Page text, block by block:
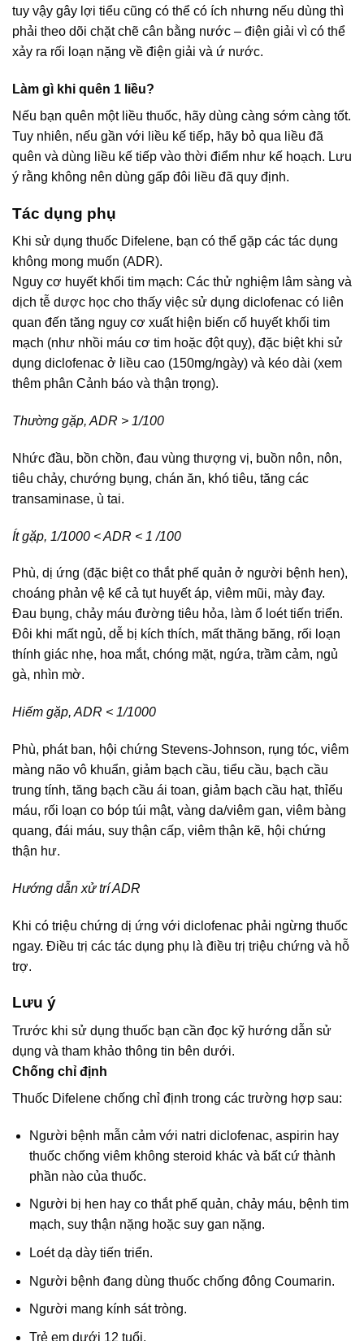
tuy vậy gây lợi tiểu cũng có thể có ích nhưng nếu dùng thì
phải theo dõi chặt chẽ cân bằng nước – điện giải vì có thể
xảy ra rối loạn nặng về điện giải và ứ nước.
Làm gì khi quên 1 liều?
Nếu bạn quên một liều thuốc, hãy dùng càng sớm càng tốt.
Tuy nhiên, nếu gần với liều kế tiếp, hãy bỏ qua liều đã
quên và dùng liều kế tiếp vào thời điểm như kế hoạch. Lưu
ý rằng không nên dùng gấp đôi liều đã quy định.
Tác dụng phụ
Khi sử dụng thuốc Difelene, bạn có thể gặp các tác dụng
không mong muốn (ADR).
Nguy cơ huyết khối tim mạch: Các thử nghiệm lâm sàng và
dịch tễ dược học cho thấy việc sử dụng diclofenac có liên
quan đến tăng nguy cơ xuất hiện biến cố huyết khối tim
mạch (như nhồi máu cơ tim hoặc đột quỵ), đặc biệt khi sử
dụng diclofenac ở liều cao (150mg/ngày) và kéo dài (xem
thêm phân Cảnh báo và thận trọng).
Thường gặp, ADR > 1/100
Nhức đầu, bồn chồn, đau vùng thượng vị, buồn nôn, nôn,
tiêu chảy, chướng bụng, chán ăn, khó tiêu, tăng các
transaminase, ù tai.
Ít gặp, 1/1000 < ADR < 1 /100
Phù, dị ứng (đặc biệt co thắt phế quản ở người bệnh hen),
choáng phản vệ kể cả tụt huyết áp, viêm mũi, mày đay.
Đau bụng, chảy máu đường tiêu hỏa, làm ổ loét tiến triển.
Đôi khi mất ngủ, dễ bị kích thích, mất thăng băng, rối loạn
thính giác nhẹ, hoa mắt, chóng mặt, ngứa, trầm cảm, ngủ
gà, nhìn mờ.
Hiếm gặp, ADR < 1/1000
Phù, phát ban, hội chứng Stevens-Johnson, rụng tóc, viêm
màng não vô khuẩn, giảm bạch cầu, tiểu cầu, bạch cầu
trung tính, tăng bạch cầu ái toan, giảm bạch cầu hạt, thỉếu
máu, rối loạn co bóp túi mật, vàng da/viêm gan, viêm bàng
quang, đái máu, suy thận cấp, viêm thận kẽ, hội chứng
thận hư.
Hướng dẫn xử trí ADR
Khi có triệu chứng dị ứng với diclofenac phải ngừng thuốc
ngay. Điều trị các tác dụng phụ là điều trị triệu chứng và hỗ
trợ.
Lưu ý
Trước khi sử dụng thuốc bạn cần đọc kỹ hướng dẫn sử
dụng và tham khảo thông tin bên dưới.
Chống chỉ định
Thuốc Difelene chống chỉ định trong các trường hợp sau:
Người bệnh mẫn cảm với natri diclofenac, aspirin hay
thuốc chống viêm không steroid khác và bất cứ thành
phần nào của thuốc.
Người bị hen hay co thắt phế quản, chảy máu, bệnh tim
mạch, suy thận nặng hoặc suy gan nặng.
Loét dạ dày tiến triển.
Người bệnh đang dùng thuốc chống đông Coumarin.
Người mang kính sát tròng.
Trẻ em dưới 12 tuổi.